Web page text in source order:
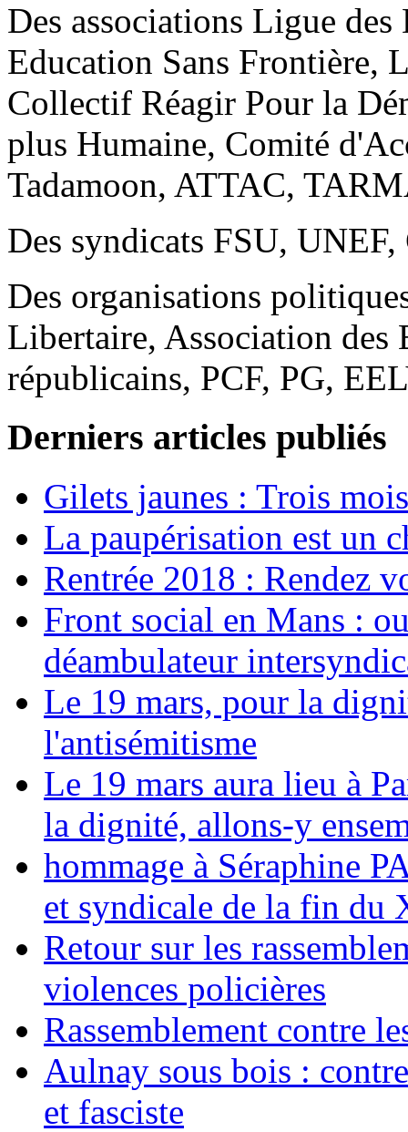
Des associations Ligue
Education Sans Frontière,
Collectif Réagir Pour la
plus Humaine, Comité
Tadamoon, ATTAC,
Des syndicats FSU, UNEF,
Des organisations
Libertaire, Association des
républicains, PCF, PG,
Derniers articles publiés
Gilets jaunes : Trois
La paupérisation est un
Rentrée 2018 : Rendez
Front social en Mans :
déambulateur
Le 19 mars, pour la
l'antisémitisme
Le 19 mars aura lieu à
la dignité, allons-y
hommage à Séraphine
et syndicale de la fin du
Retour sur les
violences policières
Rassemblement contre
Aulnay sous bois :
et fasciste